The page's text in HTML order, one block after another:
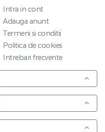
Intra in cont
Adauga anunt
Termeni si conditii
Politica de cookies
Intrebari frecvente